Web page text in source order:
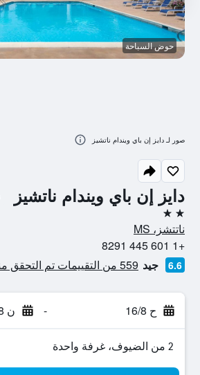
دايز إن باي ويندام ناتشيز
2 نجمتين
ناتتشز، MS
+1 601 445 8291
6.6 جيد 559 من التقييمات تم التحقق منها
ح 16/8 - ن 17/8
2 من الضيوف، غرفة واحدة
حوض السباحة
صور لـ دايز إن باي ويندام ناتشيز